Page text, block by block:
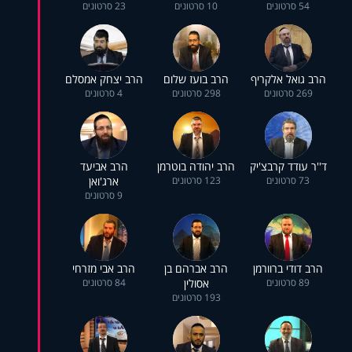
54 סרטונים 10 סרטונים 23 סרטונים
הרב גואל אלקריף
269 סרטונים
הרב בועז שלום
298 סרטונים
הרב יצחק אמסלם
4 סרטונים
ד''ר עודד קרבצ'יק
73 סרטונים
הרב יהודה בוטרמן
123 סרטונים
הרב אביעד
ארג'ואן
9 סרטונים
הרב דודי ברוורמן
89 סרטונים
הרב אברהם בן
אסולין
193 סרטונים
הרב אבי מזרחי
84 סרטונים